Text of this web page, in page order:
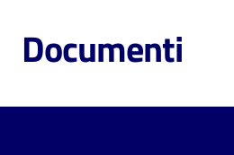
puoi
Documenti